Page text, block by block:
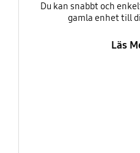
Du kan snabbt och
gamla enhet till
Läs